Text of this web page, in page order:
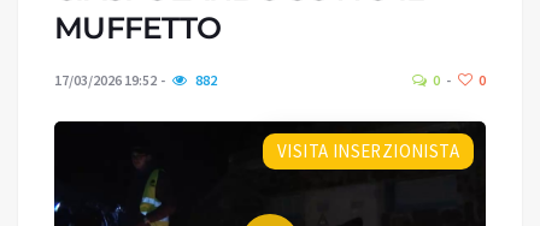
MUFFETTO
17/03/2026 19:52 882 0 0
VISITA INSERZIONISTA